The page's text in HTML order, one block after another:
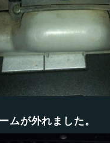
ムが外れました。